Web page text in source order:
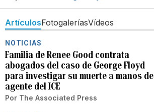
ArtículosFotogaleríasVídeos
NOTICIAS
Familia de Renee Good contrata
abogados del caso de George Floyd
para investigar su muerte a manos de
agente del ICE
Por The Associated Press